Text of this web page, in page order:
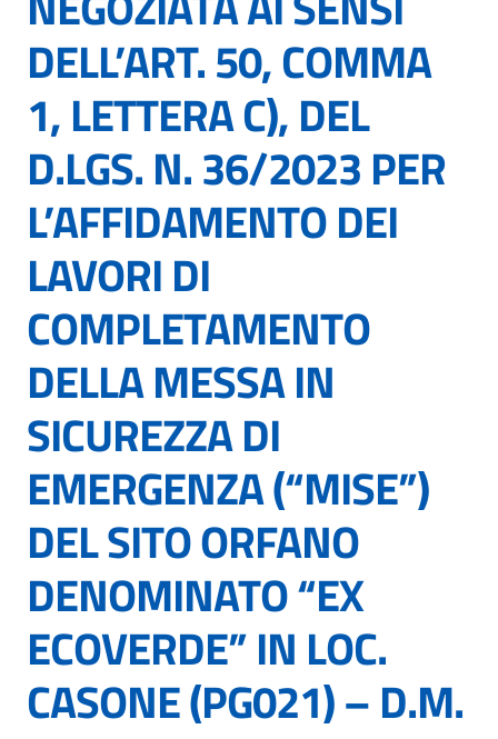
DELL’ART. 50, COMMA
1, LETTERA C), DEL
D.LGS. N. 36/2023 PER
L’AFFIDAMENTO DEI
LAVORI DI
COMPLETAMENTO
DELLA MESSA IN
SICUREZZA DI
EMERGENZA (“MISE”)
DEL SITO ORFANO
DENOMINATO “EX
ECOVERDE” IN LOC.
CASONE (PG021) – D.M.